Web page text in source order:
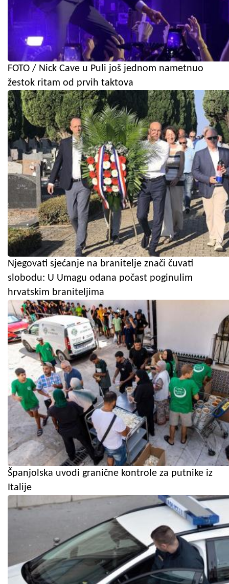
FOTO / Nick Cave u Puli još jednom nametnuo
žestok ritam od prvih taktova
Njegovati sjećanje na branitelje znači čuvati
slobodu: U Umagu odana počast poginulim
hrvatskim braniteljima
Španjolska uvodi granične kontrole za putnike iz
Italije